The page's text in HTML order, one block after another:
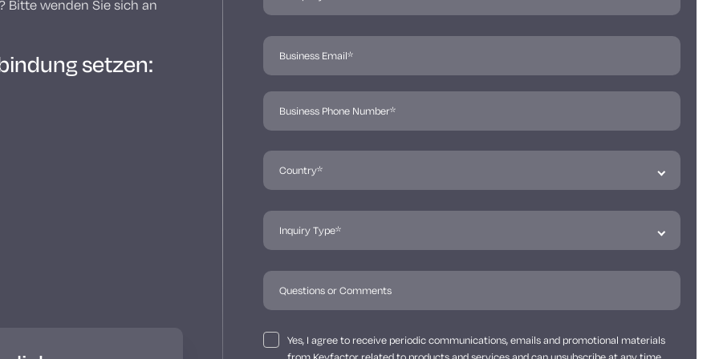
Bitte wenden Sie sich an
setzen:
Yes, I agree to receive periodic communications, emails and promotional materials
from Keyfactor related to products and services and can unsubscribe at any time.